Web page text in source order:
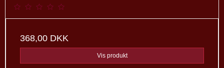
368,00 DKK
Vis produkt